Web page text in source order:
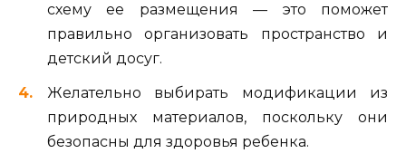
схему ее размещения — это поможет
правильно организовать пространство и
детский досуг.
Желательно выбирать модификации из
природных материалов, поскольку они
безопасны для здоровья ребенка.